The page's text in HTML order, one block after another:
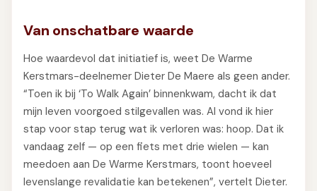
Van onschatbare waarde
Hoe waardevol dat initiatief is, weet De Warme
Kerstmars-deelnemer Dieter De Maere als geen ander.
“Toen ik bij ‘To Walk Again’ binnenkwam, dacht ik dat
mijn leven voorgoed stilgevallen was. Al vond ik hier
stap voor stap terug wat ik verloren was: hoop. Dat ik
vandaag zelf — op een fiets met drie wielen — kan
meedoen aan De Warme Kerstmars, toont hoeveel
levenslange revalidatie kan betekenen”, vertelt Dieter.